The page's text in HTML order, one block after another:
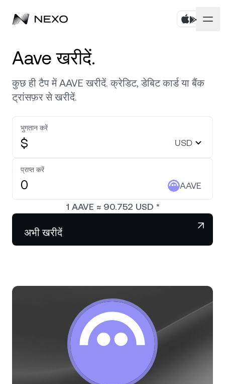
एसेट्स खरीदें
फ़्लेक्सिबल सेविंग्स
फ़िक्स्ड‑टर्म सेविंग्स
डुअल इन्वेस्टमेंट
एक्सचेंज
क्रेडिट लाइन
फ़्यूचर्स
बिज़नेस
कॉर्पोरेट अकाउंट्स
प्राइम ब्रोकरेज
व्हाइट लेबल
Nexo Ventures
पेमेंट गेटवे
मार्केट
पिछले 24 घंटों में मार्केट
Bitcoin
Ethereum ETH 0.17%
NEXO Token 0.03%
DOT 1.92%
SOL
कंपनी
जानकारी
सिक्योरिटी
पार्टनरशिप
न्यूज़ और इनसाइट्स
वेल्थ एकेडमी
Aave खरीदें.
कुछ ही टैप में AAVE खरीदें. क्रेडिट, डेबिट कार्ड या बैंक
ट्रांसफ़र से खरीदें.
भुगतान करें
$ USD
प्राप्त करें
AAVE
1 AAVE ≈ 90.752 USD *
अभी खरीदें